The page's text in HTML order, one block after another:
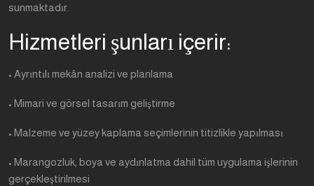
sunmaktadır.
Hizmetleri şunları içerir:
• Ayrıntılı mekân analizi ve planlama
• Mimari ve görsel tasarım geliştirme
• Malzeme ve yüzey kaplama seçimlerinin titizlikle yapılması
• Marangozluk, boya ve aydınlatma dahil tüm uygulama işlerinin
gerçekleştirilmesi